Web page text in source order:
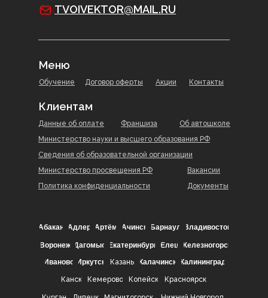
Меню
Политика конфиденциальности
Данные об оплате
Министерство науки и высшего образования РФ
Документы
Франшиза
Министерство просвещения РФ
Сведения об образовательной организации
Клиентам
Вакансии
Обучение Договор оферты Акции
Об автошколе
Контакты
TVOIVEKTOR@MAIL.RU
Ачинск
Артём
Абакан Адлер Барнаул Владивосток
Красноярск
Копейск
Кемерово
Канск
Елец Железногорск
Дагомыс Екатеринбург
Воронеж
Калининград
Иваново Калачинск
Казань
Иркутск